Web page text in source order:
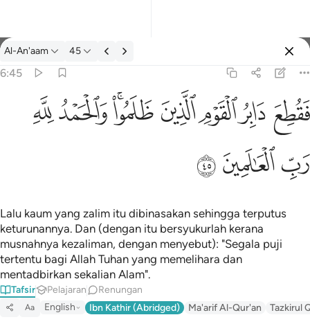
Tafsir: Al-An'aam 6:45
Al-An'aam 45
6:45
فقطع دابر القوم الذين ظلموا والحمد لله رب العالمين ٤٥
ٱلْقَوْمِ ٱلَّذِينَ ظَلَمُوا۟ ۚ وَٱلْحَمْدُ لِلَّهِ رَبِّ ٱلْعَـٰلَمِينَ ٤٥ﱁ ﱂﱃﱄﱅﱆﱇﱈ
ﱉﱊﱋ
Lalu kaum yang zalim itu dibinasakan sehingga terputus
keturunannya. Dan (dengan itu bersyukurlah kerana
musnahnya kezaliman, dengan menyebut): "Segala puji
tertentu bagi Allah Tuhan yang memelihara dan
mentadbirkan sekalian Alam".
Tafsir Pelajaran Renungan
Aa English Ibn Kathir (Abridged) Ma'arif Al-Qur'an Tazkirul